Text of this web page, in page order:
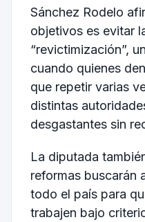
Sánchez Rodelo
objetivos es evitar
“revictimización”,
cuando quienes
que repetir varias
distintas
desgastantes sin
La diputada
reformas buscarán
todo el país para
trabajen bajo